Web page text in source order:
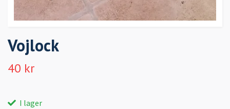
Vojlock
40 kr
I lager